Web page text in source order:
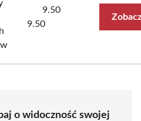
9.50
9.50
o widoczność swojej